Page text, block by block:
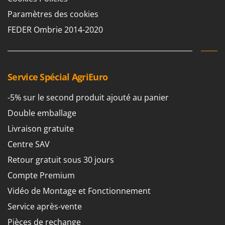
Pulvérisateurs
Pulvérisateurs portés
Rafraîchisseurs d'air par évaporation
Râpes à fromage électriques
Râteaux pour tracteur
Remplisseuses
Robots nettoyeurs de piscine
Robots Tondeuses
Rogneuses de souches
S
Scies à Ruban
GRIFO
GVS
Helvi
Henx
HiKOKI
Honda
I
Idromatic
Il-Tec
Imperia
Infaco
Intec
Paramètres des cookies
FEDER Ombrie 2014-2020
Service Spécial AgriEuro
-5% sur le second produit ajouté au panier
Double emballage
Livraison gratuite
Centre SAV
Retour gratuit sous 30 jours
Compte Premium
Vidéo de Montage et Fonctionnement
Service après-vente
Pièces de rechange